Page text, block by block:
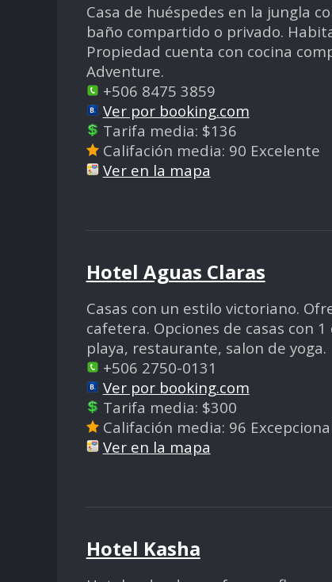
Casa de huéspedes en la jungla
baño compartido o privado.
Propiedad cuenta con cocina
Adventure.
+506 8475 3859
Ver por booking.com
Tarifa media: $136
Califación media: 90 Excelente
Ver en la mapa
Hotel Aguas Claras
Casas con un estilo victoriano.
cafetera. Opciones de casas con
playa, restaurante, salon de yoga.
+506 2750-0131
Ver por booking.com
Tarifa media: $300
Califación media: 96
Ver en la mapa
Hotel Kasha